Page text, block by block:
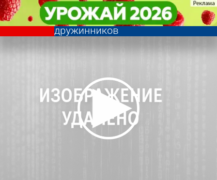
В ПГСХА создан первый
студенческий отряд народных
дружинников
Общество В ПГСХА создан первый
студенческий отряд народных
дружинников
Общество
Другие новости по
теме
Погода и курсы
валют в Пензе